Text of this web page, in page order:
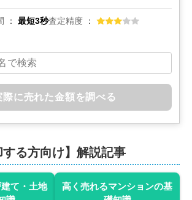
最短3秒査定精度
際に売れた金額を調べる
する方向け】解説記事
て・土地
高く売れるマンションの基